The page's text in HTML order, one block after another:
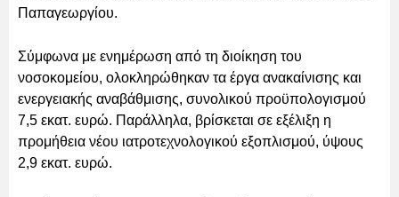
Παπαγεωργίου.
Σύμφωνα με ενημέρωση από τη διοίκηση του
νοσοκομείου, ολοκληρώθηκαν τα έργα ανακαίνισης και
ενεργειακής αναβάθμισης, συνολικού προϋπολογισμού
7,5 εκατ. ευρώ. Παράλληλα, βρίσκεται σε εξέλιξη η
προμήθεια νέου ιατροτεχνολογικού εξοπλισμού, ύψους
2,9 εκατ. ευρώ.